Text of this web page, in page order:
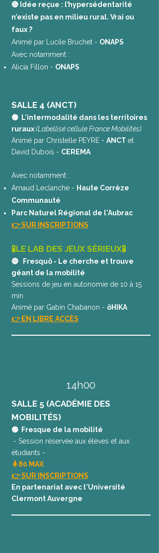
🔴 Idée reçue : l’hypersédentarité
n’existe pas en milieu rural. Vrai ou
faux ?
Animé par Lucile Bruchet - ONAPS
Avec notamment :
Alicia Fillon - ONAPS
SALLE 4 (ANCT)
🟢 L’intermodalité dans les territoires
ruraux(Labellisé cellule France Mobilités)
Animé par Christelle PEYRE - ANCT et
David Dubois - CEREMA
Avec notamment :
Arnaud Leclanche - Haute Corrèze
Communauté
Parc Naturel Régional de l'Aubrac
👉 SUR INSCRIPTIONS
🧪LE LAB DES JEUX SÉRIEUX🧪
🔵 Fresquô - Le cherche et trouve
géant de la mobilité
Sessions de jeu en autonomie de 10 à 15
min
Animé par Gabin Chabanon - ôHIKA
👉 EN LIBRE ACCÈS
14h00
SALLE 5 (ACADÉMIE DES
MOBILITÉS)
🟢 Fresque de la mobilité
- Session réservée aux élèves et aux
étudiants -
🧍80 MAX
👉 SUR INSCRIPTIONS
En partenariat avec l'Université
Clermont Auvergne